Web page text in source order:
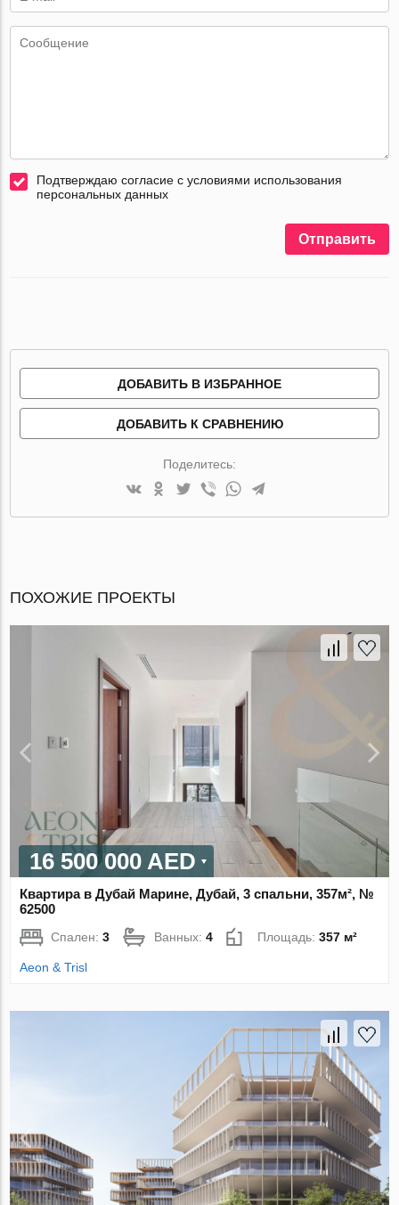
Подтверждаю согласие с условиями использования
персональных данных
Отправить
ДОБАВИТЬ В ИЗБРАННОЕ
ДОБАВИТЬ К СРАВНЕНИЮ
Поделитесь:
ПОХОЖИЕ ПРОЕКТЫ
16 500 000 AED
Квартира в Дубай Марине, Дубай, 3 спальни, 357м², №
62500
Спален:3 Ванных:4 Площадь:357 м²
Aeon & Trisl